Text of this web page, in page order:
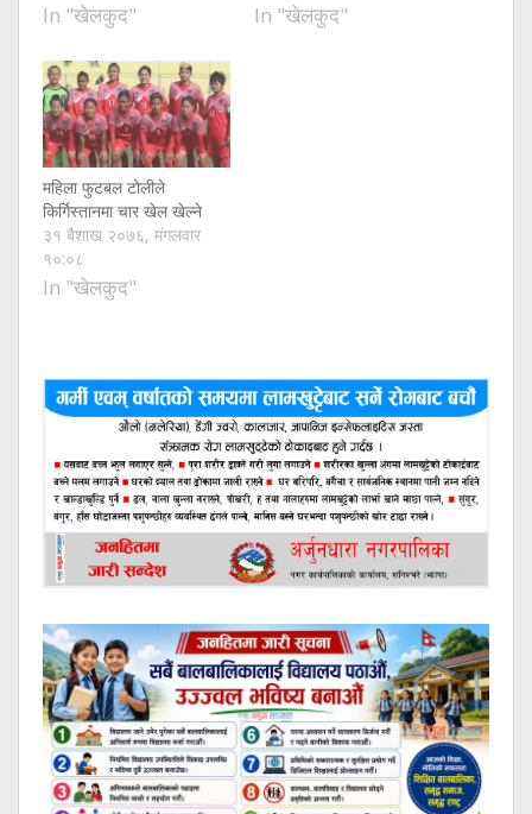
In "खेलकुद" In "खेलकुद"
महिला फुटबल टोलीले
किर्गिस्तानमा चार खेल खेल्ने
३१ बैशाख २०७६, मंगलवार
१०:०८
In "खेलकुद"